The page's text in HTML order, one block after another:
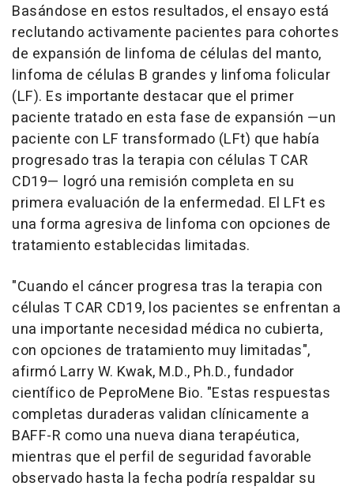
Basándose en estos resultados, el ensayo está
reclutando activamente pacientes para cohortes
de expansión de linfoma de células del manto,
linfoma de células B grandes y linfoma folicular
(LF). Es importante destacar que el primer
paciente tratado en esta fase de expansión —un
paciente con LF transformado (LFt) que había
progresado tras la terapia con células T CAR
CD19— logró una remisión completa en su
primera evaluación de la enfermedad. El LFt es
una forma agresiva de linfoma con opciones de
tratamiento establecidas limitadas.
"Cuando el cáncer progresa tras la terapia con
células T CAR CD19, los pacientes se enfrentan a
una importante necesidad médica no cubierta,
con opciones de tratamiento muy limitadas",
afirmó Larry W. Kwak, M.D., Ph.D., fundador
científico de PeproMene Bio. "Estas respuestas
completas duraderas validan clínicamente a
BAFF-R como una nueva diana terapéutica,
mientras que el perfil de seguridad favorable
observado hasta la fecha podría respaldar su